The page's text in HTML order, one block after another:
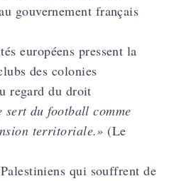
gouvernement français
européens pressent la
des colonies
regard du droit
sert du football comme
territoriale.» (Le
qui souffrent de